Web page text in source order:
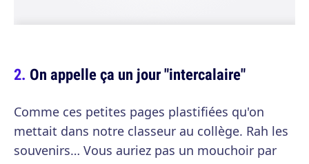
On appelle ça un jour "intercalaire"
Comme ces petites pages plastifiées qu'on
mettait dans notre classeur au collège. Rah les
souvenirs… Vous auriez pas un mouchoir par